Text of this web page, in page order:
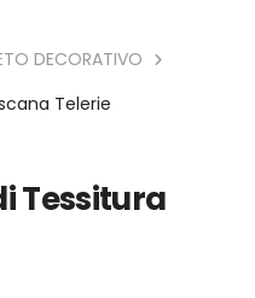
DECORATIVO
Telerie
Tessitura